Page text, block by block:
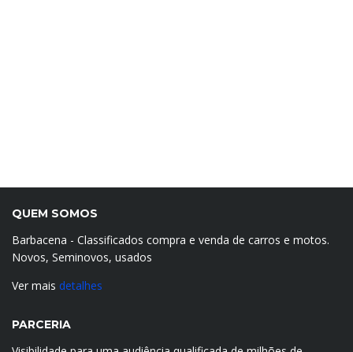
QUEM SOMOS
Barbacena - Classificados compra e venda de carros e motos.
Novos, Seminovos, usados
Ver mais detalhes
PARCERIA